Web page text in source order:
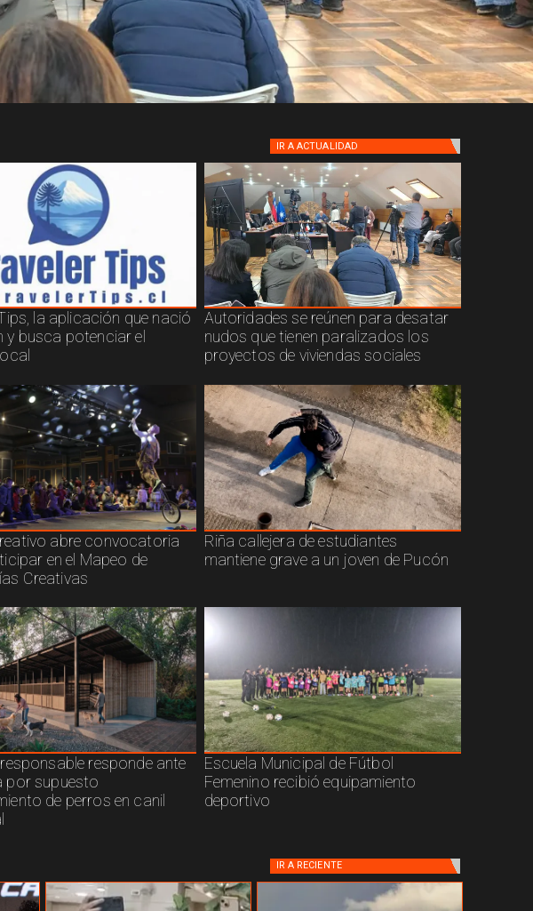
IR A ACTUALIDAD
la aplicación que nació
y busca potenciar el
Autoridades se reúnen para desatar
nudos que tienen paralizados los
proyectos de viviendas sociales
abre convocatoria
en el Mapeo de
Creativas
Riña callejera de estudiantes
mantiene grave a un joven de Pucón
responde ante
por supuesto
de perros en canil
Escuela Municipal de Fútbol
Femenino recibió equipamiento
deportivo
IR A RECIENTE